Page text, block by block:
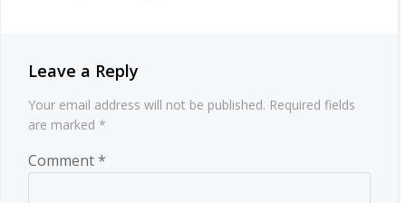
Leave a Reply
Your email address will not be published. Required fields
are marked *
Comment*